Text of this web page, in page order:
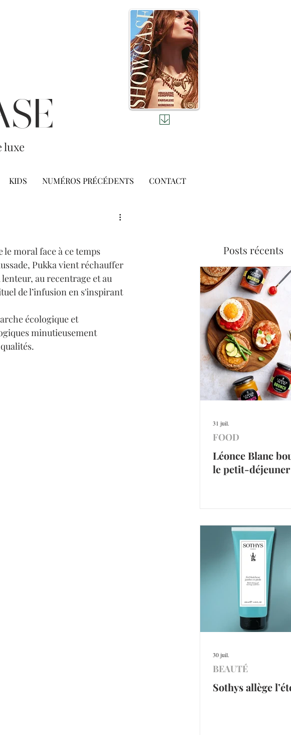
luxe
KIDS NUMÉROS PRÉCÉDENTS CONTACT
moral face à ce temps
Pukka vient réchauffer
au recentrage et au
de l’infusion en s'inspirant
écologique et
minutieusement
Léonce Blanc
le petit-déjeuner
FOOD
31 juil.
Sothys allège
BEAUTÉ
30 juil.
Posts récents